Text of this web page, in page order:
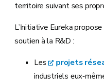
territoire suivant ses
L’Initiative Eureka
soutien à la R&D :
Les
projets
industriels eux-